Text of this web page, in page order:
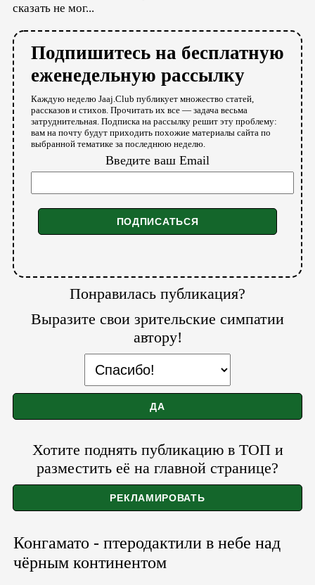
сказать не мог...
Подпишитесь на бесплатную
еженедельную рассылку
Каждую неделю Jaaj.Club публикует множество статей,
рассказов и стихов. Прочитать их все — задача весьма
затруднительная. Подписка на рассылку решит эту проблему:
вам на почту будут приходить похожие материалы сайта по
выбранной тематике за последнюю неделю.
Введите ваш Email
Понравилась публикация?
Выразите свои зрительские симпатии
автору!
Хотите поднять публикацию в ТОП и
разместить её на главной странице?
Конгамато - птеродактили в небе над
чёрным континентом